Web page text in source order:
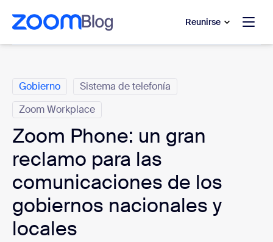
contenido principal
al chat de ayuda
Reunirse
Gobierno
Sistema de telefonía
Zoom Workplace
Zoom Phone: un gran
reclamo para las
comunicaciones de los
gobiernos nacionales y
locales